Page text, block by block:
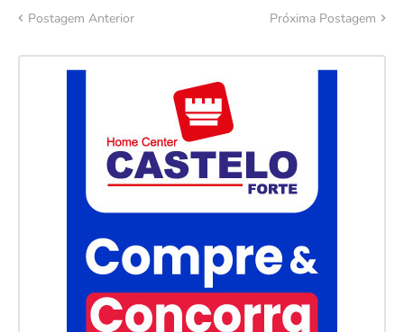
Postagem Anterior Próxima Postagem